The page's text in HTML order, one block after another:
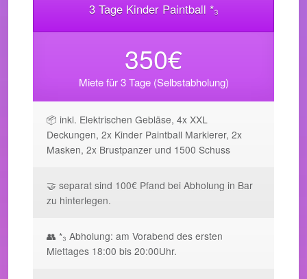
3 Tage Kinder Paintball *₃
350€
Miete für 3 Tage (Selbstabholung)
📦 inkl. Elektrischen Gebläse, 4x XXL
Deckungen, 2x Kinder Paintball Markierer, 2x
Masken, 2x Brustpanzer und 1500 Schuss
🤝 separat sind 100€ Pfand bei Abholung in Bar
zu hinterlegen.
👥 *₃ Abholung: am Vorabend des ersten
Miettages 18:00 bis 20:00Uhr.